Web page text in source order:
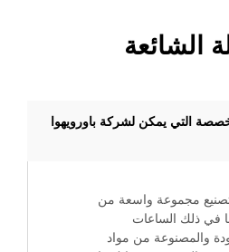
الشائعة
التي يمكن لشركة باورويهوا
مجموعة واسعة من
في ذلك الساعات
والمصنوعة من مواد